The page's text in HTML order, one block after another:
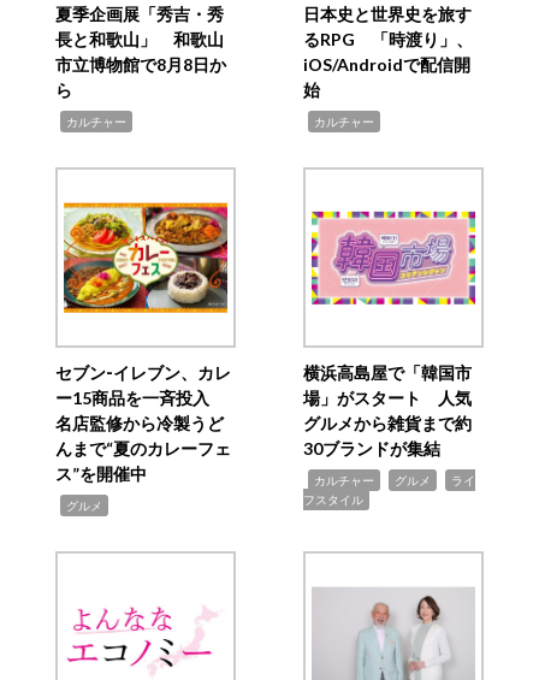
夏季企画展「秀吉・秀
長と和歌山」 和歌山
市立博物館で8月8日か
ら
カルチャー
日本史と世界史を旅す
るRPG 「時渡り」、
iOS/Androidで配信開
始
カルチャー
セブン‐イレブン、カレ
ー15商品を一斉投入
名店監修から冷製うど
んまで“夏のカレーフェ
ス”を開催中
グルメ
横浜高島屋で「韓国市
場」がスタート 人気
グルメから雑貨まで約
30ブランドが集結
カルチャー グルメ
ライ
フスタイル